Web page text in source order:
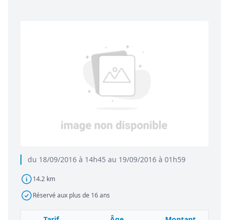
du 18/09/2016 à 14h45 au 19/09/2016 à 01h59
14.2 km
Réservé aux plus de 16 ans